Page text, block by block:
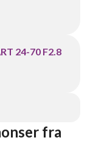
24-70 F2.8
fra